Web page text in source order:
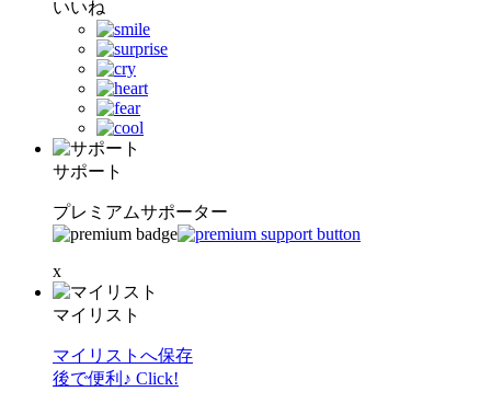
いいね
サポート
プレミアムサポーター
x
マイリスト
マイリストへ保存
後で便利♪ Click!